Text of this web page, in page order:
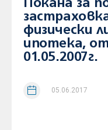
Покана за
физически
ипотека,
01.05.2007г.
05.06.2017